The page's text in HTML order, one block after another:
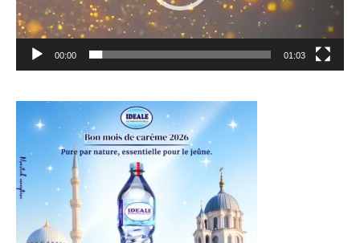
00:00 01:03